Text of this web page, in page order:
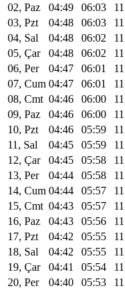
02, Paz
04:49 06:03
03, Pzt
04:48 06:03
04, Sal
04:48 06:02
05, Çar
04:48 06:02
06, Per
04:47 06:01
07, Cum 04:47 06:01
08, Cmt 04:46 06:00
09, Paz
04:46 06:00
10, Pzt
04:46 05:59
11, Sal
04:45 05:59
12, Çar
04:45 05:58
13, Per
04:44 05:58
14, Cum 04:44 05:57
15, Cmt 04:43 05:57
16, Paz
04:43 05:56
17, Pzt
04:42 05:55
18, Sal
04:42 05:55
19, Çar
04:41 05:54
20, Per
04:40 05:53